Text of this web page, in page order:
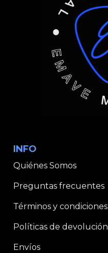
INFO
Quiénes Somos
Preguntas frecuentes
Términos y condiciones
Políticas de devolución
Envíos